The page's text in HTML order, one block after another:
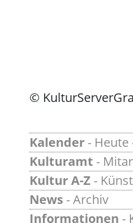
©
Kalender - Heute
Kulturamt -
Kultur A-Z -
News -Archiv
Informationen -